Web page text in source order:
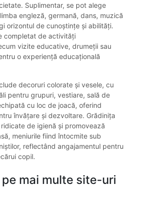
Suplimentar, se pot alege
engleză, germană, dans, muzică
orizontul de cunoștințe și abilități.
completat de activități
vizite educative, drumeții sau
o experiență educațională
decoruri colorate și vesele, cu
pentru grupuri, vestiare, sală de
cu loc de joacă, oferind
învățare și dezvoltare. Grădinița
de igienă și promovează
meniurile fiind întocmite sub
reflectând angajamentul pentru
copil.
mai multe site-uri